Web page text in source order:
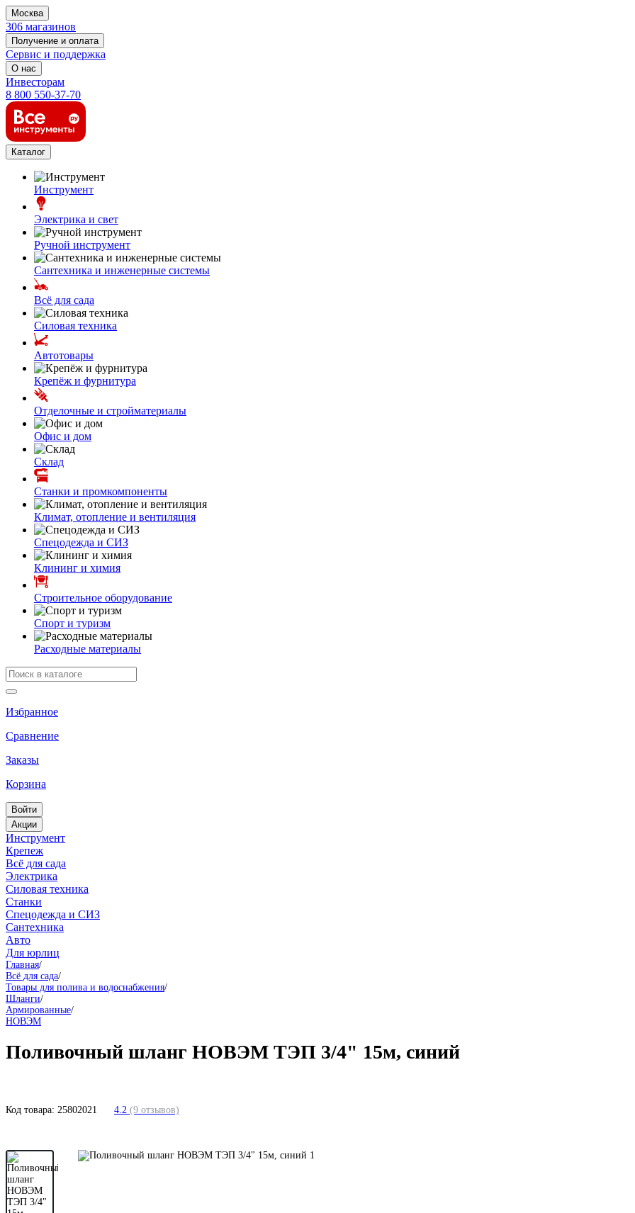
Москва
306 магазинов
Получение и оплата
Сервис и поддержка
О нас
Инвесторам
8 800 550-37-70
Каталог
Инструмент
Электрика и свет
Ручной инструмент
Сантехника и инженерные системы
Всё для сада
Силовая техника
Автотовары
Крепёж и фурнитура
Отделочные и стройматериалы
Офис и дом
Склад
Станки и промкомпоненты
Климат, отопление и вентиляция
Спецодежда и СИЗ
Клининг и химия
Строительное оборудование
Спорт и туризм
Расходные материалы
Избранное
Сравнение
Заказы
Корзина
Войти
Акции
Инструмент
Крепеж
Всё для сада
Электрика
Силовая техника
Станки
Спецодежда и СИЗ
Сантехника
Авто
Для юрлиц
Главная/
Всё для сада/
Товары для полива и водоснабжения/
Шланги/
Армированные/
НОВЭМ
Поливочный шланг НОВЭМ ТЭП 3/4" 15м, синий
Код товара: 25802021 4.2 (9 отзывов)